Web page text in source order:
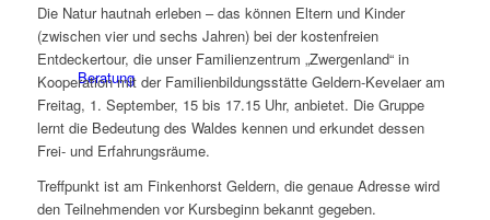
Beratung
Die Natur hautnah erleben – das können Eltern und Kinder
(zwischen vier und sechs Jahren) bei der kostenfreien
Entdeckertour, die unser Familienzentrum „Zwergenland“ in
Kooperation mit der Familienbildungsstätte Geldern-Kevelaer am
Freitag, 1. September, 15 bis 17.15 Uhr, anbietet. Die Gruppe
lernt die Bedeutung des Waldes kennen und erkundet dessen
Frei- und Erfahrungsräume.
Treffpunkt ist am Finkenhorst Geldern, die genaue Adresse wird
den Teilnehmenden vor Kursbeginn bekannt gegeben.